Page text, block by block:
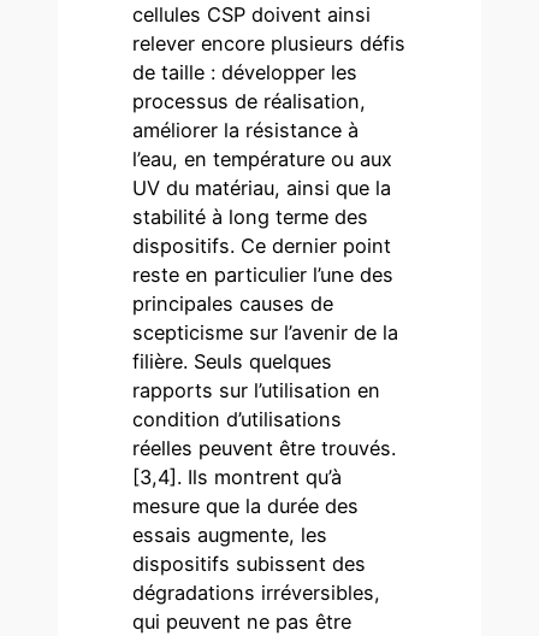
cellules CSP doivent ainsi
relever encore plusieurs défis
de taille : développer les
processus de réalisation,
améliorer la résistance à
l’eau, en température ou aux
UV du matériau, ainsi que la
stabilité à long terme des
dispositifs. Ce dernier point
reste en particulier l’une des
principales causes de
scepticisme sur l’avenir de la
filière. Seuls quelques
rapports sur l’utilisation en
condition d’utilisations
réelles peuvent être trouvés.
[3,4]. Ils montrent qu’à
mesure que la durée des
essais augmente, les
dispositifs subissent des
dégradations irréversibles,
qui peuvent ne pas être